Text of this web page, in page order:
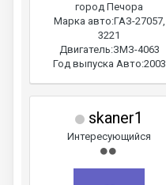
город Печора
Марка авто:ГАЗ-27057,
3221
Двигатель:ЗМЗ-4063
Год выпуска Авто:2003
skaner1
Интересующийся